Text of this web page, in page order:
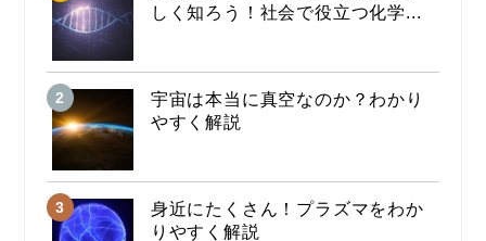
しく知ろう！社会で役立つ化学...
宇宙は本当に真空なのか？わかり
やすく解説
身近にたくさん！プラズマをわか
りやすく解説